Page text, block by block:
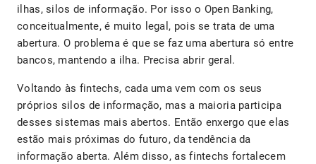
ilhas, silos de informação. Por isso o Open Banking,
conceitualmente, é muito legal, pois se trata de uma
abertura. O problema é que se faz uma abertura só entre
bancos, mantendo a ilha. Precisa abrir geral.
Voltando às fintechs, cada uma vem com os seus
próprios silos de informação, mas a maioria participa
desses sistemas mais abertos. Então enxergo que elas
estão mais próximas do futuro, da tendência da
informação aberta. Além disso, as fintechs fortalecem